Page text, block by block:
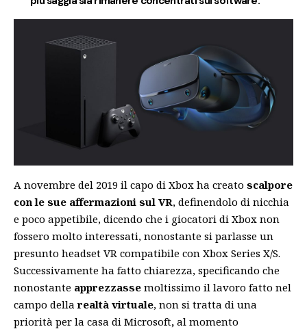
A novembre del 2019 il capo di Xbox ha creato scalpore
con le sue affermazioni sul VR, definendolo di nicchia
e poco appetibile, dicendo che i giocatori di Xbox non
fossero molto interessati, nonostante si parlasse un
presunto headset VR compatibile con Xbox Series X/S.
Successivamente ha fatto chiarezza, specificando che
nonostante apprezzasse moltissimo il lavoro fatto nel
campo della realtà virtuale, non si tratta di una
priorità per la casa di Microsoft, al momento